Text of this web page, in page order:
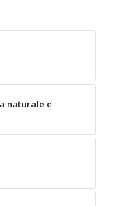
naturale e